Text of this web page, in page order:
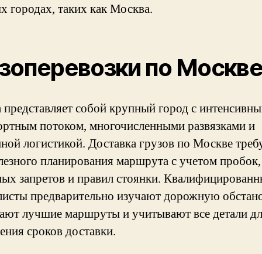
городах, таких как Москва.
по Москве
собой крупный город с
потоком, многочисленными развязками и
логистикой. Доставка грузов по Москве
планирования маршрута с учетом пробок,
запретов и правил стоянки.
предварительно изучают дорожную
лучшие маршруты и учитывают все детали
сроков доставки.